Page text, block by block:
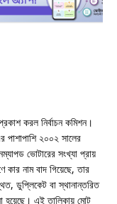
করল নির্বাচন কমিশন।
পাশাপাশি ২০০২ সালের
ভোটারের সংখ্যা প্রায়
নাম বাদ গিয়েছে, তার
ডুপ্লিকেট বা স্থানান্তরিত
হয়েছে। এই তালিকায় মোট